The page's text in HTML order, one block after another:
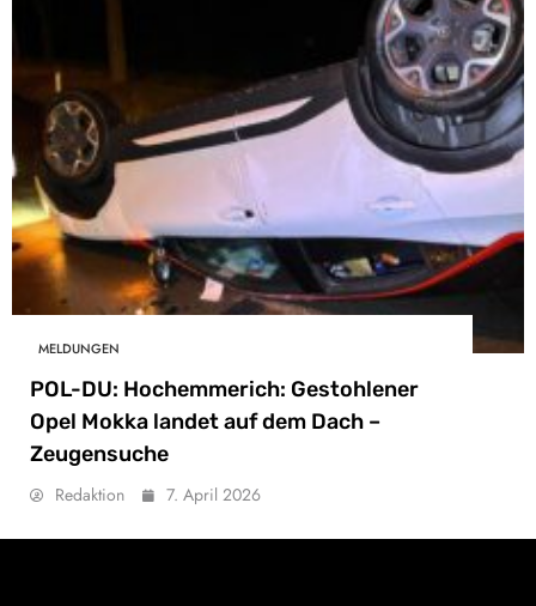
MELDUNGEN
POL-DU: Hochemmerich: Gestohlener
Opel Mokka landet auf dem Dach –
Zeugensuche
Redaktion 7. April 2026